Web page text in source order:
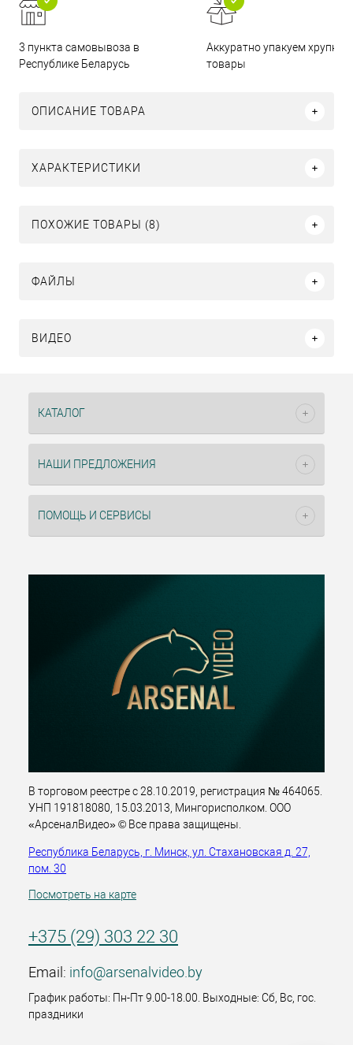
3 пункта самовывоза в
Республике Беларусь
Аккуратно упакуем хрупкие
товары
ОПИСАНИЕ ТОВАРА
ХАРАКТЕРИСТИКИ
ПОХОЖИЕ ТОВАРЫ (8)
ФАЙЛЫ
ВИДЕО
КАТАЛОГ
НАШИ ПРЕДЛОЖЕНИЯ
ПОМОЩЬ И СЕРВИСЫ
В торговом реестре с 28.10.2019, регистрация № 464065.
УНП 191818080, 15.03.2013, Мингорисполком. ООО
«АрсеналВидео» © Все права защищены.
Республика Беларусь, г. Минск, ул. Стахановская д. 27,
пом. 30
Посмотреть на карте
+375 (29) 303 22 30
Email: info@arsenalvideo.by
График работы: Пн-Пт 9.00-18.00. Выходные: Сб, Вс, гос.
праздники